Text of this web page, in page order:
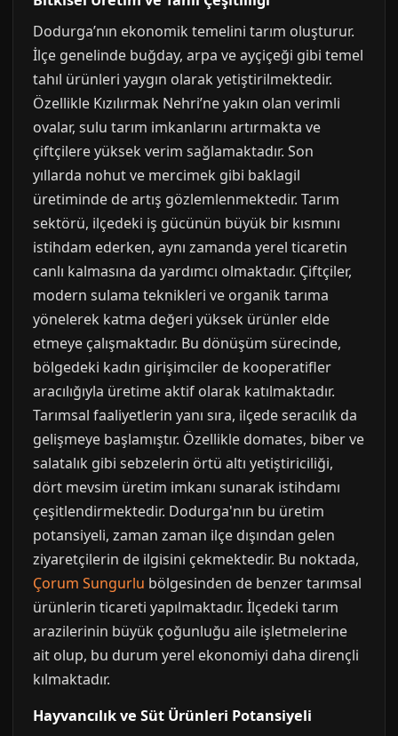
Dodurga’nın ekonomik temelini tarım oluşturur.
İlçe genelinde buğday, arpa ve ayçiçeği gibi temel
tahıl ürünleri yaygın olarak yetiştirilmektedir.
Özellikle Kızılırmak Nehri’ne yakın olan verimli
ovalar, sulu tarım imkanlarını artırmakta ve
çiftçilere yüksek verim sağlamaktadır. Son
yıllarda nohut ve mercimek gibi baklagil
üretiminde de artış gözlemlenmektedir. Tarım
sektörü, ilçedeki iş gücünün büyük bir kısmını
istihdam ederken, aynı zamanda yerel ticaretin
canlı kalmasına da yardımcı olmaktadır. Çiftçiler,
modern sulama teknikleri ve organik tarıma
yönelerek katma değeri yüksek ürünler elde
etmeye çalışmaktadır. Bu dönüşüm sürecinde,
bölgedeki kadın girişimciler de kooperatifler
aracılığıyla üretime aktif olarak katılmaktadır.
Tarımsal faaliyetlerin yanı sıra, ilçede seracılık da
gelişmeye başlamıştır. Özellikle domates, biber ve
salatalık gibi sebzelerin örtü altı yetiştiriciliği,
dört mevsim üretim imkanı sunarak istihdamı
çeşitlendirmektedir. Dodurga'nın bu üretim
potansiyeli, zaman zaman ilçe dışından gelen
ziyaretçilerin de ilgisini çekmektedir. Bu noktada,
Çorum Sungurlu bölgesinden de benzer tarımsal
ürünlerin ticareti yapılmaktadır. İlçedeki tarım
arazilerinin büyük çoğunluğu aile işletmelerine
ait olup, bu durum yerel ekonomiyi daha dirençli
kılmaktadır.
Hayvancılık ve Süt Ürünleri Potansiyeli